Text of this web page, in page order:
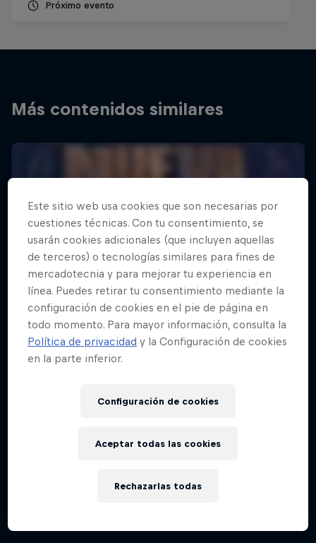
Próximo evento
Más contenidos similares
Red Bull Batalla Nueva Historia:
Este sitio web usa cookies que son necesarias por
cuestiones técnicas. Con tu consentimiento, se
usarán cookies adicionales (que incluyen aquellas
de terceros) o tecnologías similares para fines de
mercadotecnia y para mejorar tu experiencia en
línea. Puedes retirar tu consentimiento mediante la
configuración de cookies en el pie de página en
todo momento. Para mayor información, consulta la
Política de privacidad y la Configuración de cookies
en la parte inferior.
Configuración de cookies
Rechazarlas todas
Aceptar todas las cookies